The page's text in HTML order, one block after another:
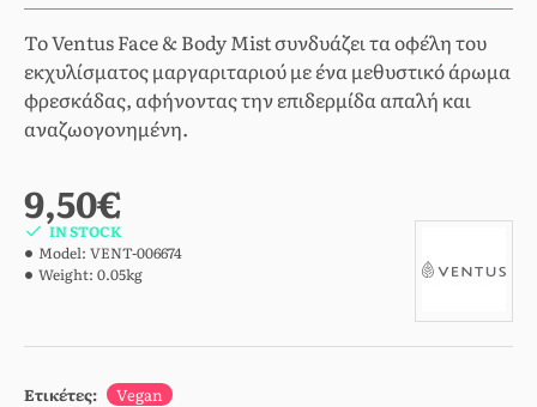
To Ventus Face & Body Mist συνδυάζει τα οφέλη του
εκχυλίσματος μαργαριταριού με ένα μεθυστικό άρωμα
φρεσκάδας, αφήνοντας την επιδερμίδα απαλή και
αναζωογονημένη.
9,50€
IN STOCK
Model: VENT-006674
Weight: 0.05kg
Ετικέτες: Vegan